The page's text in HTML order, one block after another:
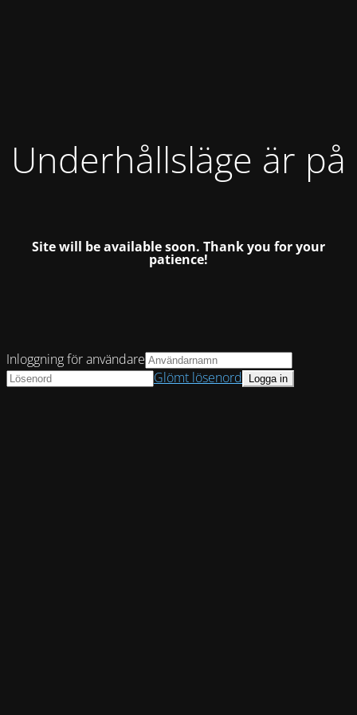
Underhållsläge är på
Site will be available soon. Thank you for your
patience!
Inloggning för användare
Glömt lösenord